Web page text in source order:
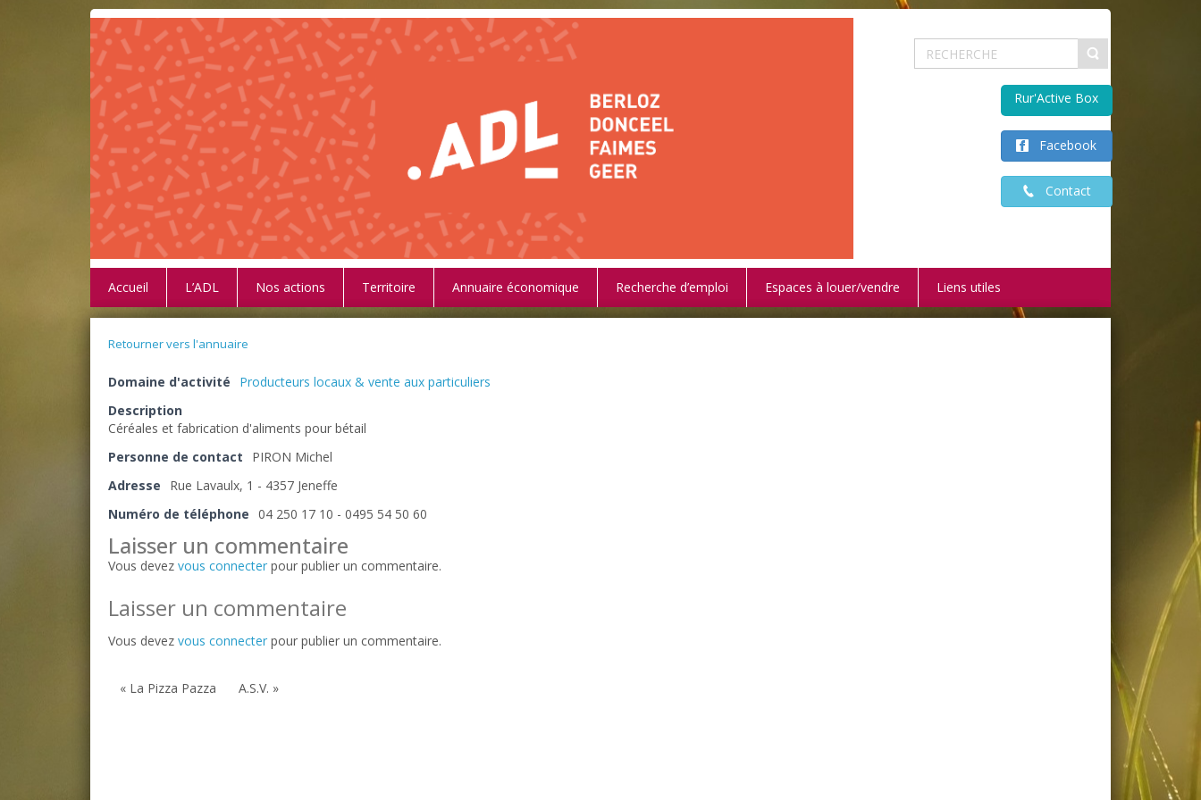
Facebook
Contact
Rur'Active Box
Accueil L’ADL Nos actions Territoire Annuaire économique Recherche d’emploi Espaces à louer/vendre Liens utiles
Retourner vers l'annuaire
Domaine d'activité
Producteurs locaux & vente aux particuliers
Description
Céréales et fabrication d'aliments pour bétail
Personne de contact
PIRON Michel
Adresse
Rue Lavaulx, 1 - 4357 Jeneffe
Numéro de téléphone 04 250 17 10 - 0495 54 50 60
Laisser un commentaire
Vous devez vous connecter pour publier un commentaire.
Laisser un commentaire
Vous devez vous connecter pour publier un commentaire.
« La Pizza Pazza A.S.V. »